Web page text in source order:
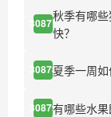
30871
秋季有哪
快？
30878夏季一周
30879有哪些水果